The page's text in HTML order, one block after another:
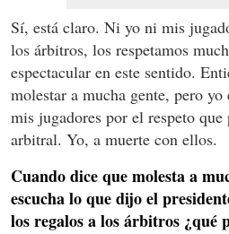
Sí, está claro. Ni yo ni mis
los árbitros, los respetamos
espectacular en este sentido.
molestar a mucha gente, pero
mis jugadores por el respeto que
arbitral. Yo, a muerte con ellos.
Cuando dice que molesta a
escucha lo que dijo el
los regalos a los árbitros ¿qué